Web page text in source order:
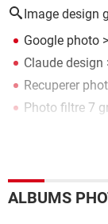
Image design
Google photo
Claude design
Recuperer
Photo filtre 7
Partage
ALBUMS